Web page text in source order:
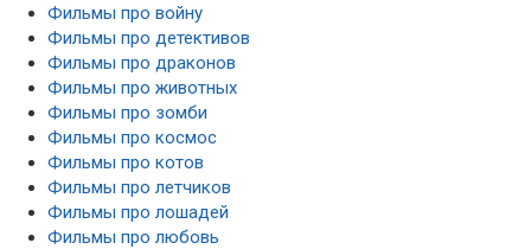
Фильмы про войну
Фильмы про детективов
Фильмы про драконов
Фильмы про животных
Фильмы про зомби
Фильмы про космос
Фильмы про котов
Фильмы про летчиков
Фильмы про лошадей
Фильмы про любовь